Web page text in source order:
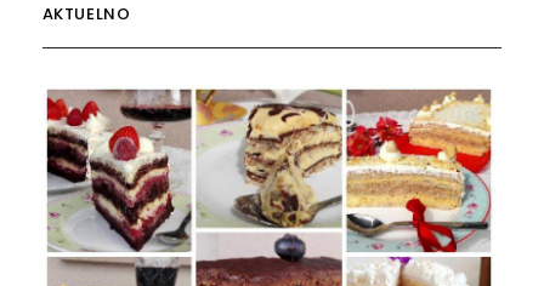
AKTUELNO